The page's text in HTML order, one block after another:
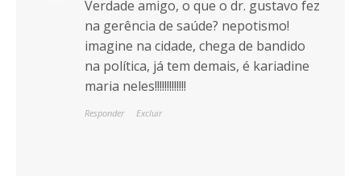
Verdade amigo, o que o dr. gustavo fez
na gerência de saúde? nepotismo!
imagine na cidade, chega de bandido
na política, já tem demais, é kariadine
maria neles!!!!!!!!!!!!!
Responder Excluir